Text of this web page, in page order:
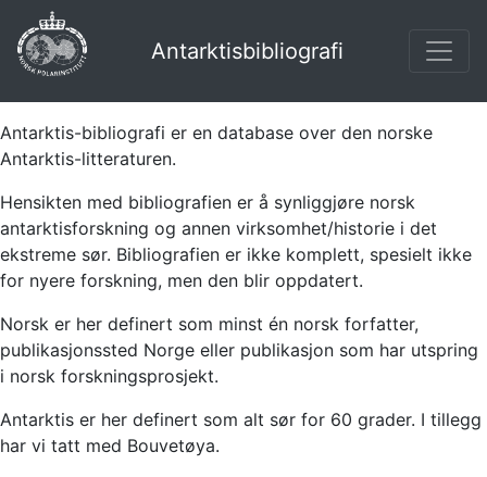
Antarktisbibliografi
Antarktis-bibliografi er en database over den norske
Antarktis-litteraturen.
Hensikten med bibliografien er å synliggjøre norsk
antarktisforskning og annen virksomhet/historie i det
ekstreme sør. Bibliografien er ikke komplett, spesielt ikke
for nyere forskning, men den blir oppdatert.
Norsk er her definert som minst én norsk forfatter,
publikasjonssted Norge eller publikasjon som har utspring
i norsk forskningsprosjekt.
Antarktis er her definert som alt sør for 60 grader. I tillegg
har vi tatt med Bouvetøya.